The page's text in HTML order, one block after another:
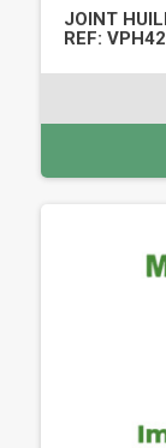
JOINT
REF: